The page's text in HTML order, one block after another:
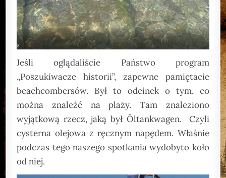
Jeśli oglądaliście Państwo program
„Poszukiwacze historii”, zapewne pamiętacie
beachcombersów. Był to odcinek o tym, co
można znaleźć na plaży. Tam znaleziono
wyjątkową rzecz, jaką był Öltankwagen. Czyli
cysterna olejowa z ręcznym napędem. Właśnie
podczas tego naszego spotkania wydobyto koło
od niej.